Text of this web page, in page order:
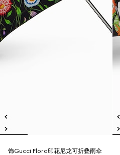
饰Gucci Flora印花尼龙可折叠雨伞